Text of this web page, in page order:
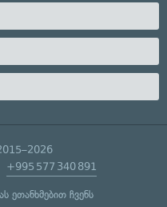
+995 577 340 891
ეთანხმებით ჩვენს